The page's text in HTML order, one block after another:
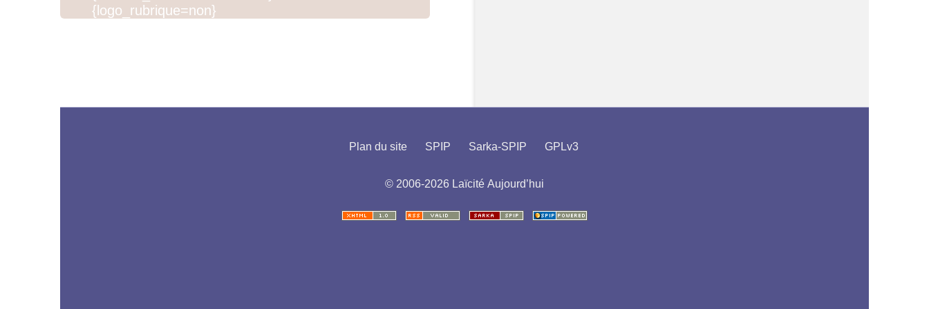
{logo_rubrique=non}
Plan du site SPIP Sarka-SPIP GPLv3
© 2006-2026 Laïcité Aujourd’hui